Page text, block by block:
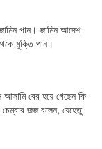
পান। জামিন আদেশ
মুক্তি পান।
বের হয়ে গেছেন কি
চেম্বার জজ বলেন, যেহেতু